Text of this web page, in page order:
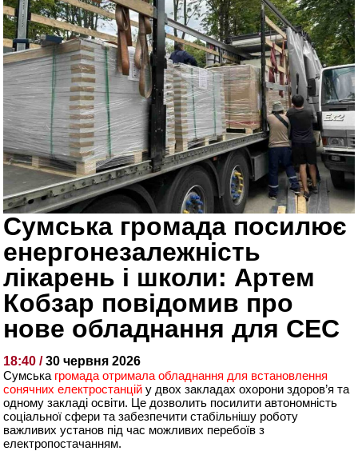
Сумська громада посилює
енергонезалежність
лікарень і школи: Артем
Кобзар повідомив про
нове обладнання для СЕС
18:40 /30 червня 2026
Сумська громада отримала обладнання для встановлення
сонячних електростанцій у двох закладах охорони здоров’я та
одному закладі освіти. Це дозволить посилити автономність
соціальної сфери та забезпечити стабільнішу роботу
важливих установ під час можливих перебоїв з
електропостачанням.